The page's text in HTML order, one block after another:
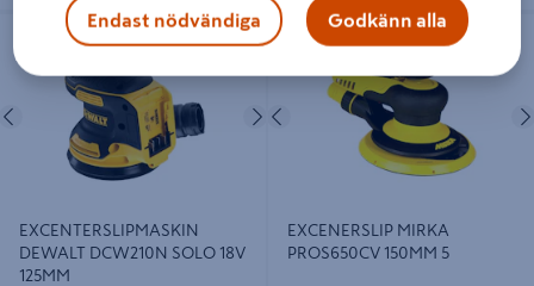
EXCENTERSLIPMASKIN DEWALT
DCW210N SOLO 18V 125MM
Föregående Nästa
EXCENTERSLIPMASKIN
DEWALT DCW210N SOLO 18V
125MM
EXCENERSLIP MIRKA PROS650CV
150MM 5
Föregående
EXCENERSLIP MIRKA
PROS650CV 150MM 5
Endast nödvändiga Godkänn alla